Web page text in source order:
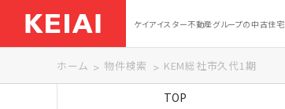
ケイアイスター不動産グループの中古住宅
ホーム 物件検索 KEM総社市久代1期
TOP